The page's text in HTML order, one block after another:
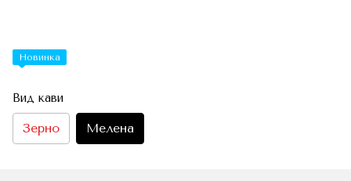
Новинка
Вид кави
Зерно Мелена